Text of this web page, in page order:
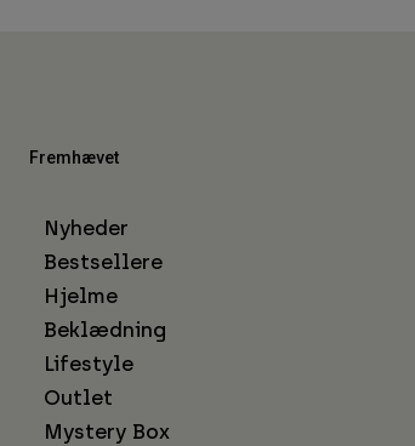
Fremhævet
Nyheder
Bestsellere
Hjelme
Beklædning
Lifestyle
Outlet
Mystery Box